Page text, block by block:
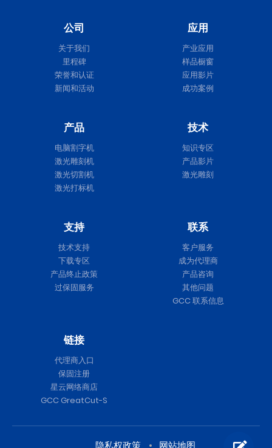
公司
关于我们
里程碑
荣誉和认证
新闻和活动
应用
产业应用
样品橱窗
应用影片
成功案例
产品
电脑割字机
激光雕刻机
激光切割机
激光打标机
技术
知识专区
产品影片
激光雕刻
支持
技术支持
下载专区
产品终止政策
过保固服务
联系
客户服务
成为代理商
产品咨询
其他问题
GCC 联系信息
链接
代理商入口
保固注册
星云网络商店
GCC GreatCut-S
隐私权政策 网站地图